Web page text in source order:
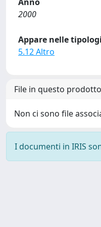
2000
Appare nelle
5.12 Altro
File in questo
Non ci sono file
I documenti in IRIS